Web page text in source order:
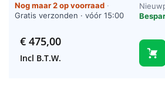
Nog maar 2 op voorraad ·
Gratis verzonden · vóór 15:00
€475,00
Incl B.T.W.